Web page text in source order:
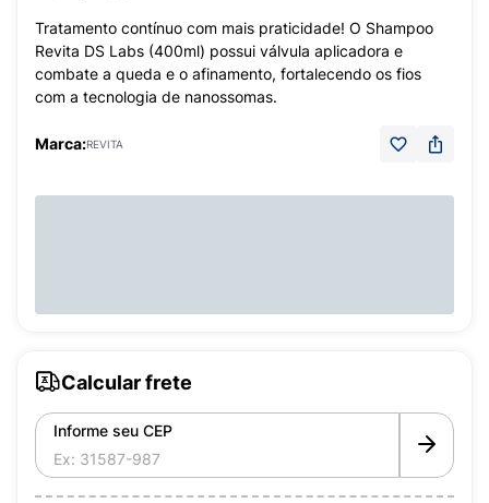
Tratamento contínuo com mais praticidade! O Shampoo
Revita DS Labs (400ml) possui válvula aplicadora e
combate a queda e o afinamento, fortalecendo os fios
com a tecnologia de nanossomas.
Marca:REVITA
Calcular frete
Informe seu CEP